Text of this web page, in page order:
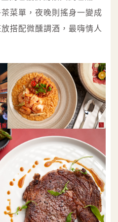
菜單，夜晚則搖身一變成
搭配微醺調酒，最嗨情人